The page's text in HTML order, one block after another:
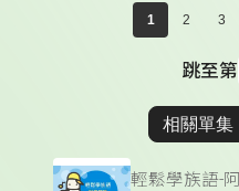
1 2 3
跳至第
相關單集
輕鬆學族語-